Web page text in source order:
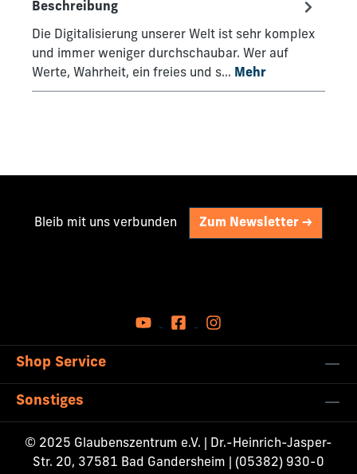
Beschreibung
Die Digitalisierung unserer Welt ist sehr komplex
und immer weniger durchschaubar. Wer auf
Werte, Wahrheit, ein freies und s… Mehr
Bleib mit uns verbunden Zum Newsletter ->
Shop Service
Sonstiges
© 2025 Glaubenszentrum e.V. | Dr.-Heinrich-Jasper-
Str. 20, 37581 Bad Gandersheim | (05382) 930-0